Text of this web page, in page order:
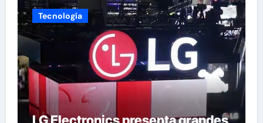
Tecnología
LG Electronics presenta grandes